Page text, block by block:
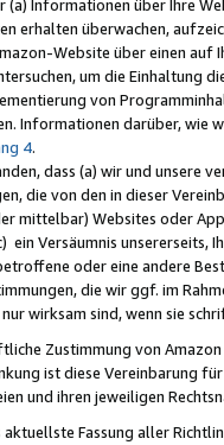
(a) Informationen über Ihre
erhalten überwachen,
Website über einen
um die Einhaltung
von
Informationen darüber, wie
4.
dass (a) wir und
die von den in dieser
mittelbar) Websites oder
ein Versäumnis unsererseits,
oder eine andere
die wir ggf. im
wirksam sind, wenn sie
Zustimmung von
ist diese Vereinbarung
und ihren jeweiligen
Fassung aller